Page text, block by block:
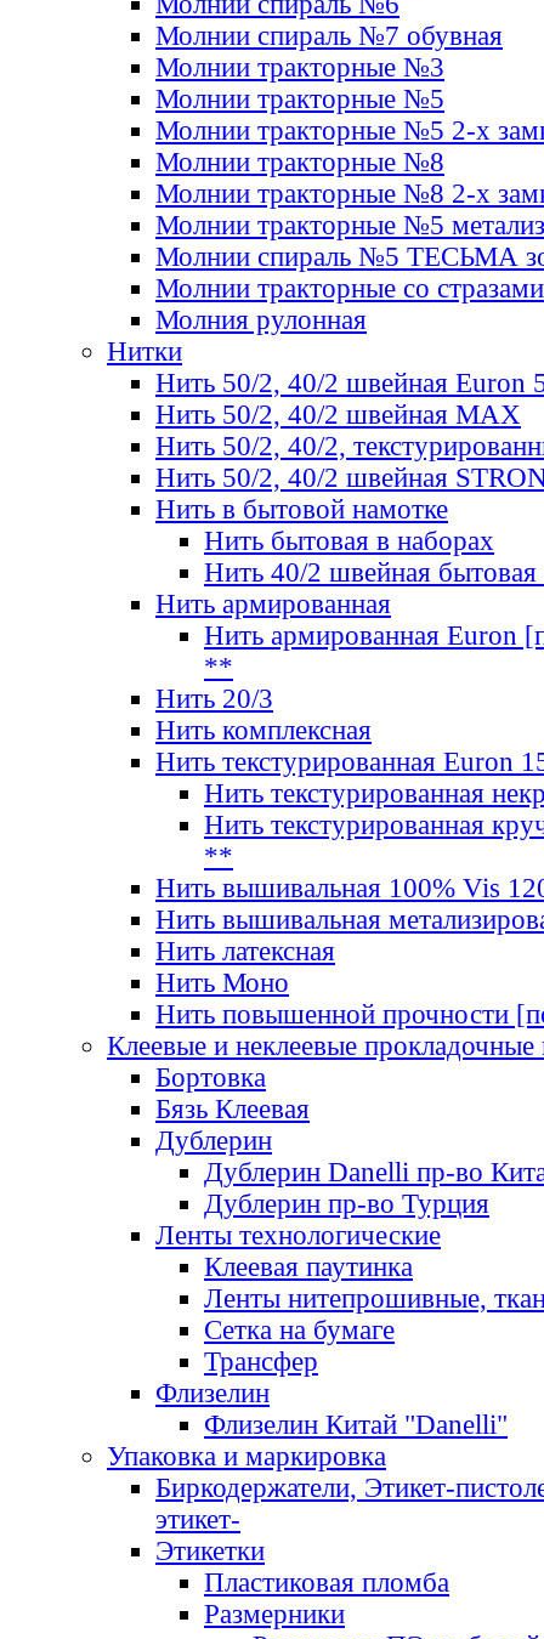
Молнии спираль №7 обувная
Молнии тракторные №3
Молнии тракторные №5
Молнии тракторные №5 2-х
Молнии тракторные №8
Молнии тракторные №8 2-х
Молнии тракторные №5
Молнии спираль №5 ТЕСЬМА
Молнии тракторные со стразами
Молния рулонная
Нитки
Нить 50/2, 40/2 швейная Euron
Нить 50/2, 40/2 швейная МАХ
Нить 50/2, 40/2,
Нить 50/2, 40/2 швейная
Нить в бытовой намотке
Нить бытовая в наборах
Нить 40/2 швейная бытовая
Нить армированная
Нить армированная Euron
**
Нить 20/3
Нить комплексная
Нить текстурированная Euron
Нить текстурированная
Нить текстурированная
**
Нить вышивальная 100% Vis
Нить вышивальная
Нить латексная
Нить Моно
Нить повышенной прочности
Клеевые и неклеевые прокладочные
Бортовка
Бязь Клеевая
Дублерин
Дублерин Danelli пр-во
Дублерин пр-во Турция
Ленты технологические
Клеевая паутинка
Ленты нитепрошивные,
Сетка на бумаге
Трансфер
Флизелин
Флизелин Китай "Danelli"
Упаковка и маркировка
Биркодержатели, Этикет-
этикет-
Этикетки
Пластиковая пломба
Размерники